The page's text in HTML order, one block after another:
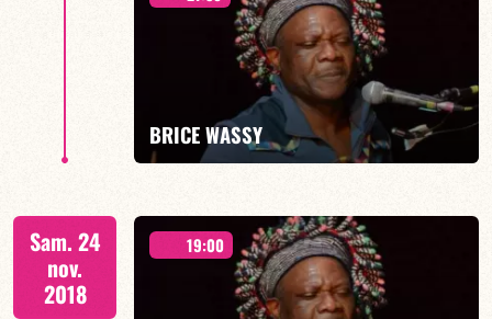
BRICE WASSY invite YASSINE KAROUI
BRICE WASSY
Sam. 24
nov.
2018
19:00